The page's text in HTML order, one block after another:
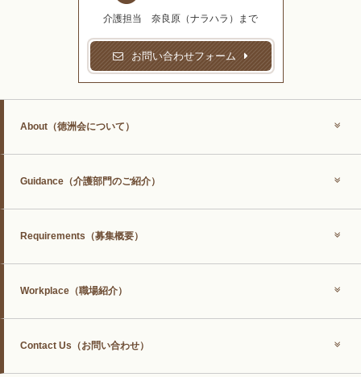
介護担当 奈良原（ナラハラ）まで
お問い合わせフォーム
About （徳洲会について）
Guidance （介護部門のご紹介）
Requirements （募集概要）
Workplace （職場紹介）
Contact Us （お問い合わせ）